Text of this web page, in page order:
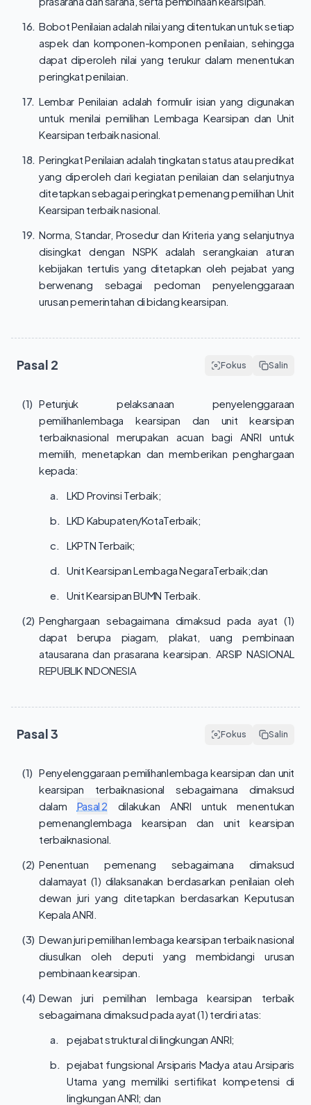
16. Bobot Penilaian adalah nilai yang ditentukan untuk setiap
aspek dan komponen-komponen penilaian, sehingga
dapat diperoleh nilai yang terukur dalam menentukan
peringkat penilaian.
17. Lembar Penilaian adalah formulir isian yang digunakan
untuk menilai pemilihan Lembaga Kearsipan dan Unit
Kearsipan terbaik nasional.
18. Peringkat Penilaian adalah tingkatan status atau predikat
yang diperoleh dari kegiatan penilaian dan selanjutnya
ditetapkan sebagai peringkat pemenang pemilihan Unit
Kearsipan terbaik nasional.
19. Norma, Standar, Prosedur dan Kriteria yang selanjutnya
disingkat dengan NSPK adalah serangkaian aturan
kebijakan tertulis yang ditetapkan oleh pejabat yang
berwenang sebagai pedoman penyelenggaraan
urusan pemerintahan di bidang kearsipan.
Pasal 2 Fokus Salin
(1) Petunjuk pelaksanaan penyelenggaraan
pemilihanlembaga kearsipan dan unit kearsipan
terbaiknasional merupakan acuan bagi ANRI untuk
memilih, menetapkan dan memberikan penghargaan
kepada:
a.
LKD Provinsi Terbaik;
b. LKD Kabupaten/KotaTerbaik;
c.
LKPTN Terbaik;
d. Unit Kearsipan Lembaga NegaraTerbaik;dan
e.
Unit Kearsipan BUMN Terbaik.
(2) Penghargaan sebagaimana dimaksud pada ayat (1)
dapat berupa piagam, plakat, uang pembinaan
atausarana dan prasarana kearsipan. ARSIP NASIONAL
REPUBLIK INDONESIA
Pasal3 Fokus Salin
(1) Penyelenggaraan pemilihanlembaga kearsipan dan unit
kearsipan terbaiknasional sebagaimana dimaksud
dalam Pasal 2 dilakukan ANRI untuk menentukan
pemenanglembaga kearsipan dan unit kearsipan
terbaiknasional.
(2) Penentuan pemenang sebagaimana dimaksud
dalamayat (1) dilaksanakan berdasarkan penilaian oleh
dewan juri yang ditetapkan berdasarkan Keputusan
Kepala ANRI.
(3) Dewan juri pemilihan lembaga kearsipan terbaik nasional
diusulkan oleh deputi yang membidangi urusan
pembinaan kearsipan.
(4) Dewan juri pemilihan lembaga kearsipan terbaik
sebagaimana dimaksud pada ayat (1) terdiri atas:
a.
pejabat struktural di lingkungan ANRI;
b. pejabat fungsional Arsiparis Madya atau Arsiparis
Utama yang memiliki sertifikat kompetensi di
lingkungan ANRI; dan